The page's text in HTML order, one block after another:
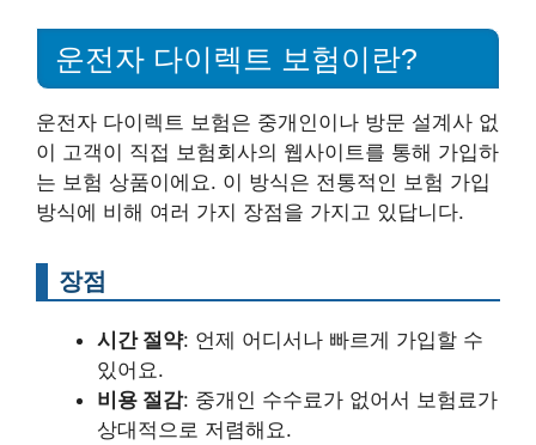
운전자 다이렉트 보험이란?
운전자 다이렉트 보험은 중개인이나 방문 설계사 없
이 고객이 직접 보험회사의 웹사이트를 통해 가입하
는 보험 상품이에요. 이 방식은 전통적인 보험 가입
방식에 비해 여러 가지 장점을 가지고 있답니다.
장점
시간 절약: 언제 어디서나 빠르게 가입할 수
있어요.
비용 절감: 중개인 수수료가 없어서 보험료가
상대적으로 저렴해요.